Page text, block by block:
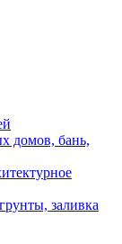
домов, бань,
заливка